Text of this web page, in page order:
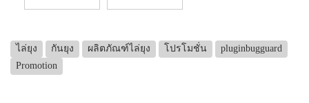
ไล่ยุง กันยุง ผลิตภัณฑ์ไล่ยุง โปรโมชั่น
pluginbugguard
Promotion